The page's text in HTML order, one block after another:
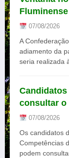
07/08/2026
A
adiamento da
seria realizada
Candidatos
consultar o
07/08/2026
Os candidatos
Competências
podem